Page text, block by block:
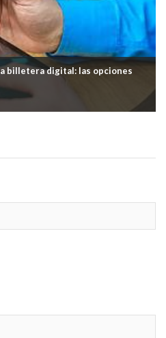
billetera digital: las opciones